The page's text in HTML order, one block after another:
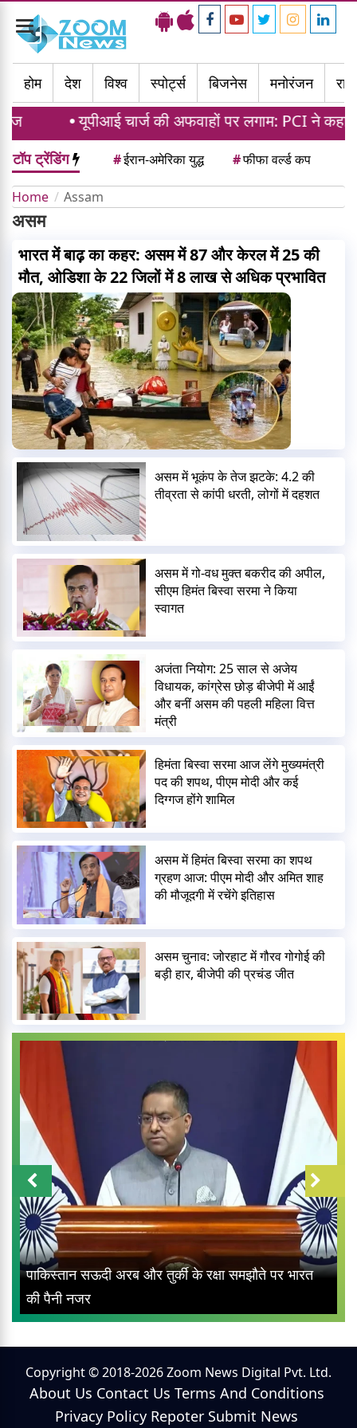
Toggle
navigation
होम
देश विश्व स्पोर्ट्स बिजनेस मनोरंजन
यूपीआई चार्ज की अफवाहों पर लगाम: PCI ने कहा
टॉप ट्रेंडिंग #ईरान-अमेरिका युद्ध #फीफा वर्ल्ड कप
Home Assam
असम
भारत में बाढ़ का कहर: असम में 87 और केरल में 25 की
मौत, ओडिशा के 22 जिलों में 8 लाख से अधिक प्रभावित
असम में भूकंप के तेज झटके: 4.2 की
तीव्रता से कांपी धरती, लोगों में दहशत
असम में गो-वध मुक्त बकरीद की अपील,
सीएम हिमंत बिस्वा सरमा ने किया
स्वागत
अजंता नियोग: 25 साल से अजेय
विधायक, कांग्रेस छोड़ बीजेपी में आईं
और बनीं असम की पहली महिला वित्त
मंत्री
हिमंता बिस्वा सरमा आज लेंगे मुख्यमंत्री
पद की शपथ, पीएम मोदी और कई
दिग्गज होंगे शामिल
असम में हिमंत बिस्वा सरमा का शपथ
ग्रहण आज: पीएम मोदी और अमित शाह
की मौजूदगी में रचेंगे इतिहास
असम चुनाव: जोरहाट में गौरव गोगोई की
बड़ी हार, बीजेपी की प्रचंड जीत
पाकिस्तान सऊदी अरब और तुर्की के रक्षा समझौते पर भारत
की पैनी नजर
Copyright © 2018-2026 Zoom News Digital Pvt. Ltd.
About Us Contact Us Terms And Conditions
Privacy Policy Repoter Submit News